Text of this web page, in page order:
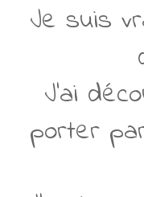
Je suis
J'ai
porter